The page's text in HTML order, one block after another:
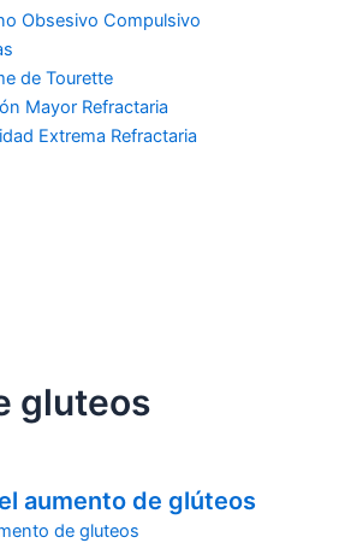
Obsesivo Compulsivo
de Tourette
Mayor Refractaria
Extrema Refractaria
gluteos
aumento de glúteos
de gluteos